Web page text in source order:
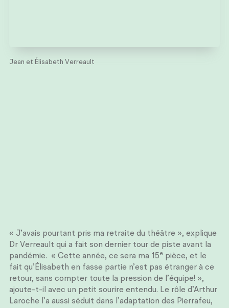
Jean et Élisabeth Verreault
« J’avais pourtant pris ma retraite du théâtre », explique
Dr Verreault qui a fait son dernier tour de piste avant la
pandémie. « Cette année, ce sera ma 15e pièce, et le
fait qu’Élisabeth en fasse partie n’est pas étranger à ce
retour, sans compter toute la pression de l’équipe! »,
ajoute-t-il avec un petit sourire entendu. Le rôle d’Arthur
Laroche l’a aussi séduit dans l’adaptation des Pierrafeu,